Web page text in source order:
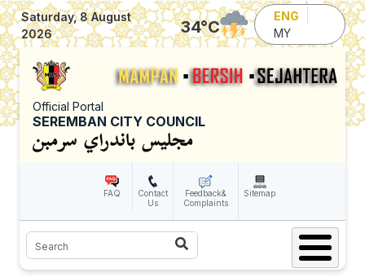
Skip to main content
Saturday, 8 August
2026
34°C
ENG
MY
Official Portal
SEREMBAN CITY COUNCIL
FAQ
Contact
Us
Feedback&
Complaints
Sitemap
Search